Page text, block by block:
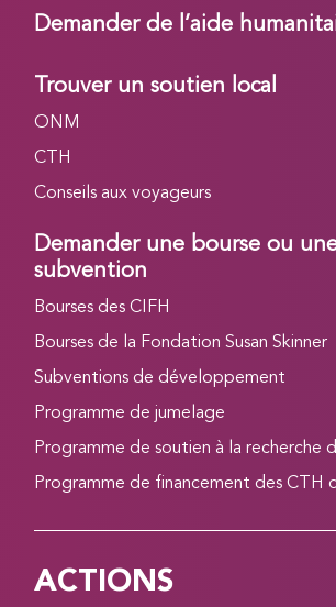
Demander de l’aide
Trouver un soutien local
ONM
CTH
Conseils aux voyageurs
Demander une bourse ou
subvention
Bourses des CIFH
Bourses de la Fondation Susan Skinner
Subventions de développement
Programme de jumelage
Programme de soutien à la recherche
Programme de financement des CTH
ACTIONS